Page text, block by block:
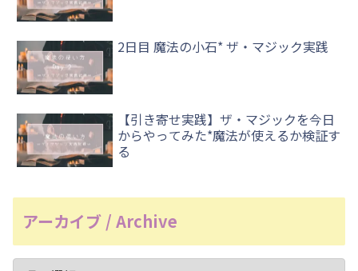
2日目 魔法の小石* ザ・マジック実践
【引き寄せ実践】ザ・マジックを今日
からやってみた*魔法が使えるか検証す
る
アーカイブ / Archive